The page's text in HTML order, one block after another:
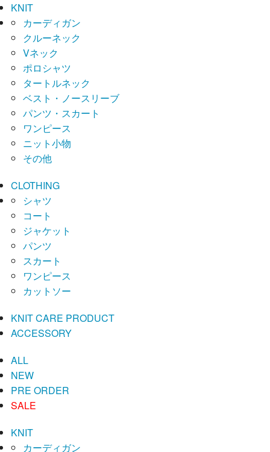
KNIT
カーディガン
クルーネック
Vネック
ポロシャツ
タートルネック
ベスト・ノースリーブ
パンツ・スカート
ワンピース
ニット小物
その他
CLOTHING
シャツ
コート
ジャケット
パンツ
スカート
ワンピース
カットソー
KNIT CARE PRODUCT
ACCESSORY
ALL
NEW
PRE ORDER
SALE
KNIT
カーディガン